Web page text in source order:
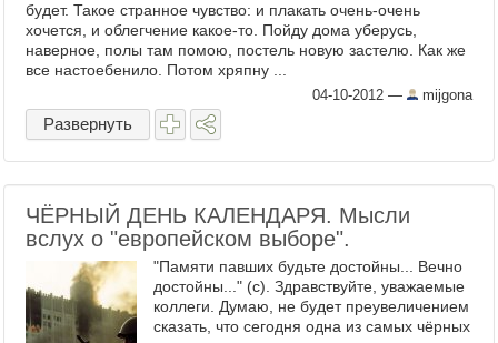
будет. Такое странное чувство: и плакать очень-очень
хочется, и облегчение какое-то. Пойду дома уберусь,
наверное, полы там помою, постель новую застелю. Как же
все настоебенило. Потом хряпну ...
04-10-2012 — mijgona
Развернуть
ЧЁРНЫЙ ДЕНЬ КАЛЕНДАРЯ. Мысли
вслух о "европейском выборе".
"Памяти павших будьте достойны... Вечно
достойны..." (с). Здравствуйте, уважаемые
коллеги. Думаю, не будет преувеличением
сказать, что сегодня одна из самых чёрных